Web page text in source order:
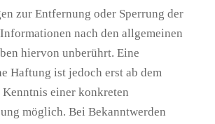
zur Entfernung oder Sperrung der
nach den allgemeinen
hiervon unberührt. Eine
Haftung ist jedoch erst ab dem
einer konkreten
möglich. Bei Bekanntwerden